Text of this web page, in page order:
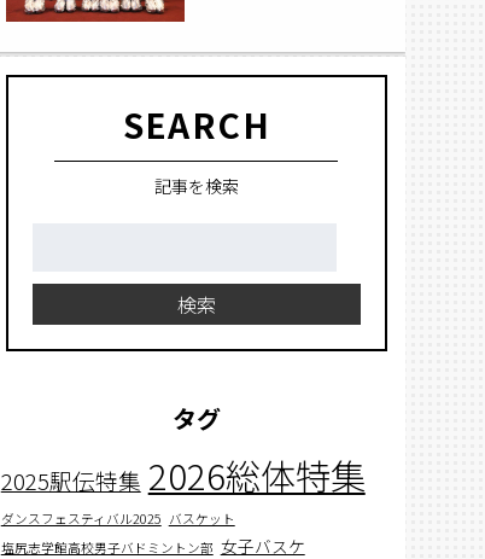
SEARCH
記事を検索
検索
タグ
2025駅伝特集 2026総体特集
ダンスフェスティバル2025 バスケット
塩尻志学館高校男子バドミントン部 女子バスケ